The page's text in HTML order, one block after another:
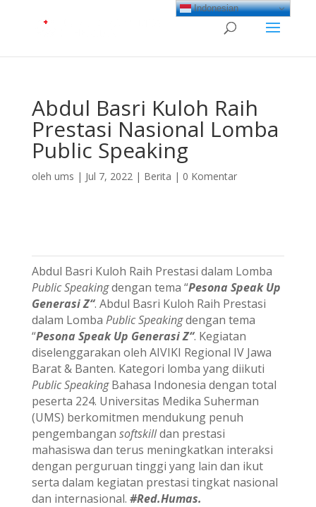
Abdul Basri Kuloh Raih
Prestasi Nasional Lomba
Public Speaking
oleh ums | Jul 7, 2022| Berita | 0 Komentar
Abdul Basri Kuloh Raih Prestasi dalam Lomba
Public Speakingdengan tema “Pesona Speak Up
Generasi Z“. Abdul Basri Kuloh Raih Prestasi
dalam Lomba Public Speakingdengan tema
“Pesona Speak Up Generasi Z“. Kegiatan
diselenggarakan oleh AIVIKI Regional IV Jawa
Barat & Banten. Kategori lomba yang diikuti
Public SpeakingBahasa Indonesia dengan total
peserta 224. Universitas Medika Suherman
(UMS) berkomitmen mendukung penuh
pengembangan softskilldan prestasi
mahasiswa dan terus meningkatkan interaksi
dengan perguruan tinggi yang lain dan ikut
serta dalam kegiatan prestasi tingkat nasional
dan internasional. #Red.Humas.
Indonesian